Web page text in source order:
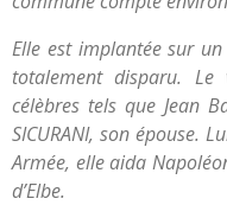
Elle est implantée sur
totalement disparu. Le
célèbres tels que Jean
SICURANI, son épouse.
Armée, elle aida
d’Elbe.